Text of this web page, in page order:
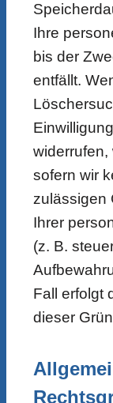
Ihre
bis der
entfällt.
widerrufen,
sofern wir
zulässigen
Ihrer
(z. B.
Fall erfolgt
dieser